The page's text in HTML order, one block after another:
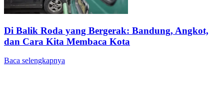
Di Balik Roda yang Bergerak: Bandung, Angkot,
dan Cara Kita Membaca Kota
Baca selengkapnya